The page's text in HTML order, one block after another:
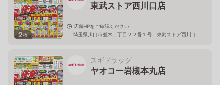
2枚
東武ストア西川口店
店舗HPをご確認ください
埼玉県川口市並木二丁目２２番１号 東武ストア西川口
店２階
スギドラッグ
ヤオコー岩槻本丸店